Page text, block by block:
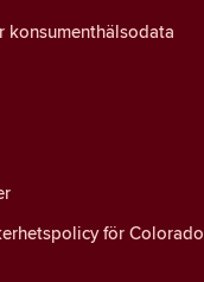
för Colorado